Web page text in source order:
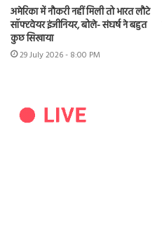
अमेरिका में नौकरी नहीं मिली तो भारत लौटे
सॉफ्टवेयर इंजीनियर, बोले- संघर्ष ने बहुत
कुछ सिखाया
29 July 2026 - 8:00 PM